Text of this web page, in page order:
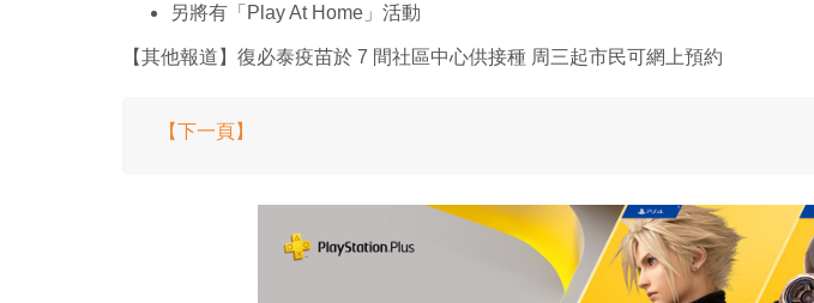
另將有「Play At Home」活動
【其他報道】復必泰疫苗於 7 間社區中心供接種 周三起市民可網上預約
【下一頁】